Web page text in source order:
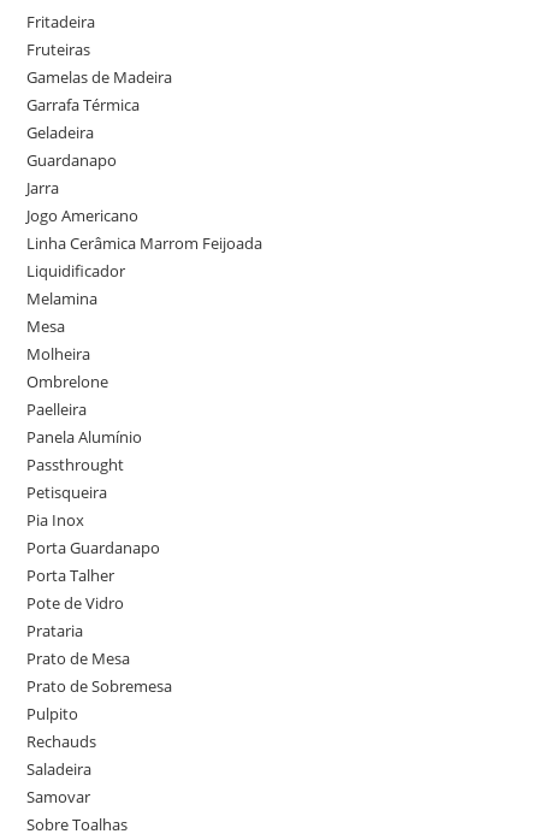
Fritadeira
Fruteiras
Gamelas de Madeira
Garrafa Térmica
Geladeira
Guardanapo
Jarra
Jogo Americano
Linha Cerâmica Marrom Feijoada
Liquidificador
Melamina
Mesa
Molheira
Ombrelone
Paelleira
Panela Alumínio
Passthrought
Petisqueira
Pia Inox
Porta Guardanapo
Porta Talher
Pote de Vidro
Prataria
Prato de Mesa
Prato de Sobremesa
Pulpito
Rechauds
Saladeira
Samovar
Sobre Toalhas